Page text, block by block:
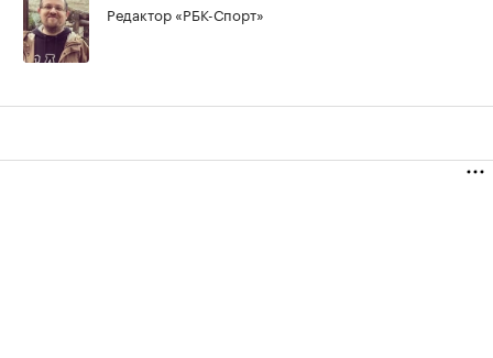
Редактор «РБК-Спорт»